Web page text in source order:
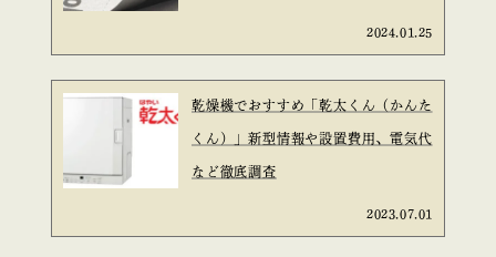
2024.01.25
乾燥機でおすすめ「乾太くん（かんた
くん）」新型情報や設置費用、電気代
など徹底調査
2023.07.01